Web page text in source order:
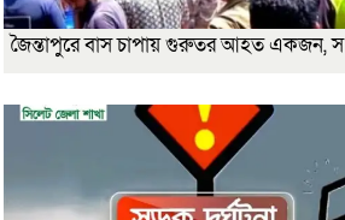
জৈন্তাপুরে বাস চাপায় গুরুতর আহত একজন, স